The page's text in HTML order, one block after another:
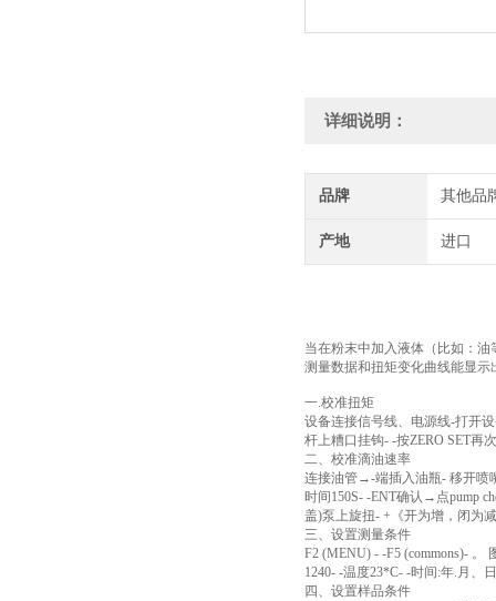
详细说明：
品牌 其他品
产地 进口
当在粉末中加入液体（比如：
测量数据和扭矩变化曲线能显
一.校准扭矩
设备连接信号线、电源线-打开
杆上糟口挂钩- -按ZERO SET再
二、校准滴油速率
连接油管→-端插入油瓶- 移开喷
时间150S- -ENT确认→点pump
盖)泵上旋扭- +《开为增，闭为
三、设置测量条件
F2 (MENU) - -F5 (commons)- 。
1240- -温度23*C- -时间:年.月、
四、设置样品条件